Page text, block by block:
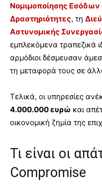
Νομιμοποίησης Εσόδων
Δραστηριότητες, τη
Αστυνομικής
εμπλεκόμενα τραπεζικά
αρμόδιοι δέσμευσαν
τη μεταφορά τους σε
Τελικά, οι υπηρεσίες
4.000.000 ευρώ και
οικονομική ζημία της
Τι είναι οι
Compromise